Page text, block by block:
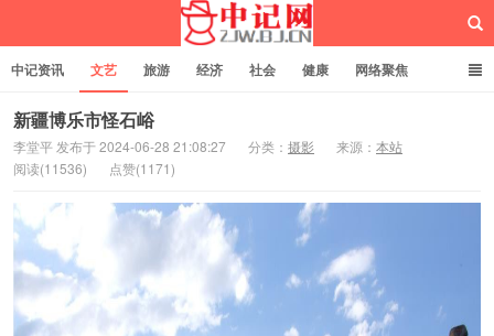
中记资讯 文艺 旅游 经济 社会 健康 网络聚焦
企业管理 网站建设
新疆博乐市怪石峪
李堂平 发布于 2024-06-28 21:08:27 分类： 摄影 来源： 本站
阅读(11536)
点赞(1171)